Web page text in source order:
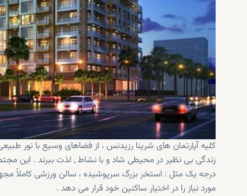
کلیه آپارتمان های شرینا رزیدنس ، از فضاهای وسیع با نور
زندگی بی نظیر در محیطی شاد و با نشاط , لذت ببرند . این
درجه یک مثل : استخر بزرگ سرپوشیده ، سالن ورزشی کاملاً
مورد نیاز را در اختیار ساکنین خود قرار می دهد .